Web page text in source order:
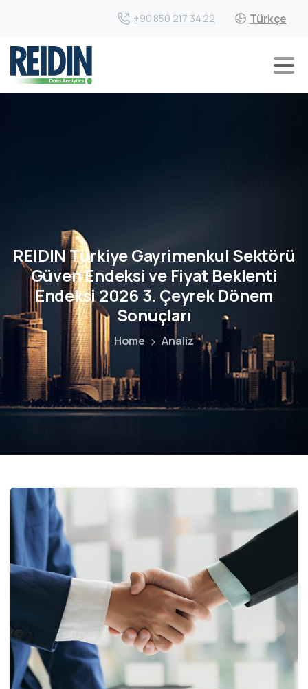
+90 850 217 34 22 Türkçe
REIDIN Türkiye Gayrimenkul Sektörü
Güven Endeksi ve Fiyat Beklenti
Endeksi 2026 3. Çeyrek Dönem
Sonuçları
Home Analiz